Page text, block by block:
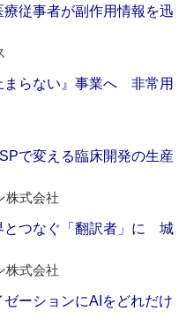
療従事者が副作用情報を迅
まらない』事業へ 非常用
で変える臨床開発の生産
株式会社
とつなぐ「翻訳者」に 城
株式会社
ーションにAIをどれだけ